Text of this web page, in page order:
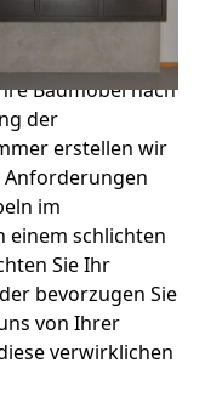
wir, welche Form-
Badmöbel nach
der
erstellen wir
im
einem schlichten
Sie Ihr
bevorzugen Sie
von Ihrer
verwirklichen